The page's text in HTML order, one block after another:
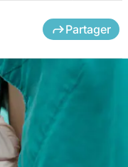
Partager